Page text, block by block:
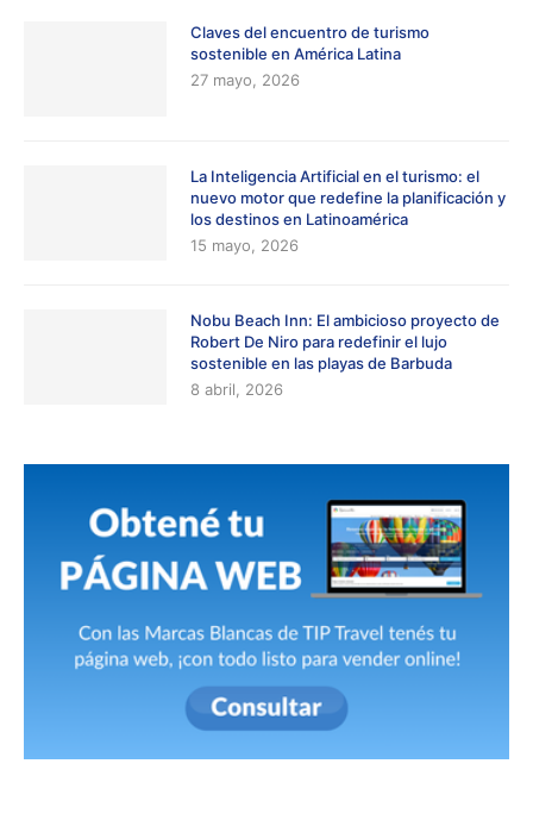
Claves del encuentro de turismo
sostenible en América Latina
27 mayo, 2026
La Inteligencia Artificial en el turismo: el
nuevo motor que redefine la planificación y
los destinos en Latinoamérica
15 mayo, 2026
Nobu Beach Inn: El ambicioso proyecto de
Robert De Niro para redefinir el lujo
sostenible en las playas de Barbuda
8 abril, 2026